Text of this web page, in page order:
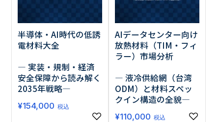
半導体・AI時代の低誘
電材料大全
― 実装・規制・経済
安全保障から読み解く
2035年戦略―
¥154,000 税込
AIデータセンター向け
放熱材料（TIM・フィ
ラー）市場分析
― 液冷供給網（台湾
ODM）と材料スペッ
クイン構造の全貌―
¥110,000 税込